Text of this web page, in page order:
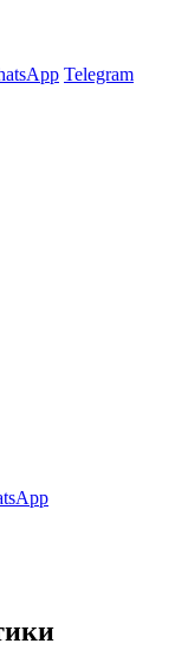
Telegram